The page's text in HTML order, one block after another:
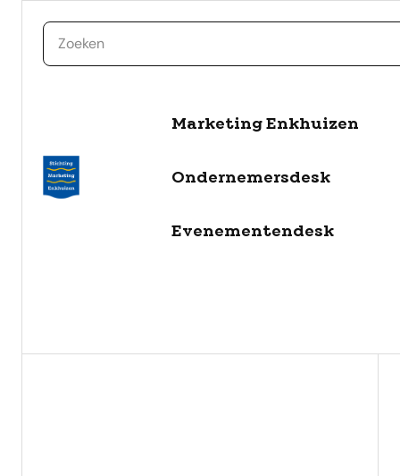
Marketing Enkhuizen
Ondernemersdesk
Evenementendesk
zoeken
Selecteer een categorie